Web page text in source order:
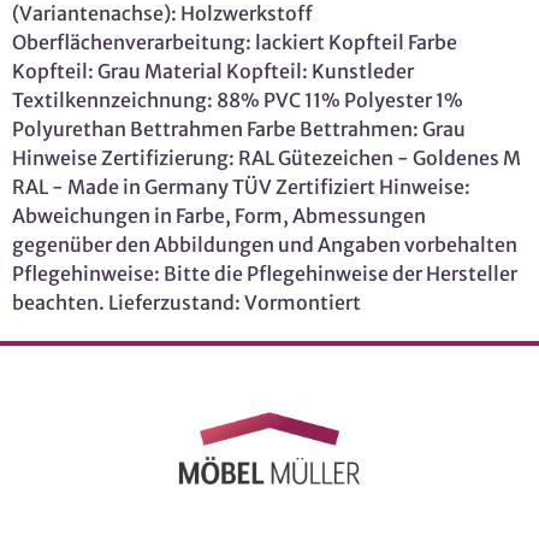
(Variantenachse): Holzwerkstoff
Oberflächenverarbeitung: lackiert Kopfteil Farbe
Kopfteil: Grau Material Kopfteil: Kunstleder
Textilkennzeichnung: 88% PVC 11% Polyester 1%
Polyurethan Bettrahmen Farbe Bettrahmen: Grau
Hinweise Zertifizierung: RAL Gütezeichen - Goldenes M
RAL - Made in Germany TÜV Zertifiziert Hinweise:
Abweichungen in Farbe, Form, Abmessungen
gegenüber den Abbildungen und Angaben vorbehalten
Pflegehinweise: Bitte die Pflegehinweise der Hersteller
beachten. Lieferzustand: Vormontiert